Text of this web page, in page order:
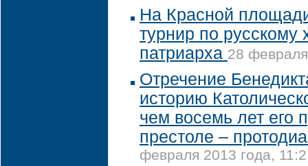
На Красной
турнир по русскому
патриарха 28
Отречение
историю
чем восемь лет его
престоле –
февраля 2013 года,